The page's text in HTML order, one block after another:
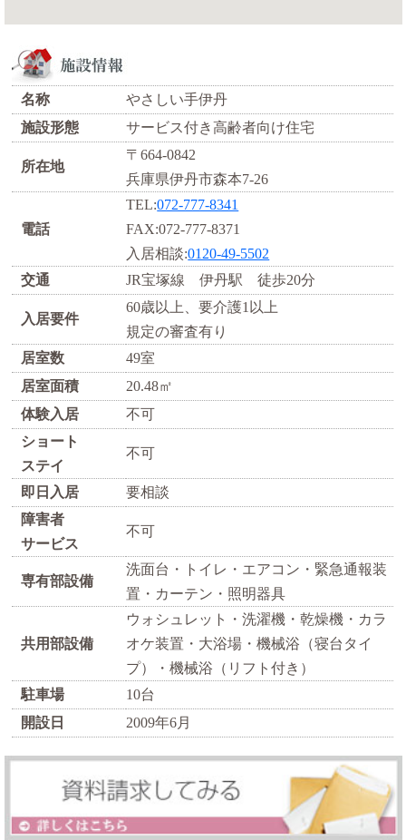
名称
やさしい手伊丹
施設形態
サービス付き高齢者向け住宅
所在地
〒664-0842
兵庫県伊丹市森本7-26
電話
TEL:072-777-8341
FAX:072-777-8371
入居相談:0120-49-5502
交通
JR宝塚線 伊丹駅 徒歩20分
入居要件
60歳以上、要介護1以上
規定の審査有り
居室数
49室
居室面積
20.48㎡
体験入居
不可
ショート
ステイ
不可
即日入居
要相談
障害者
サービス
不可
専有部設備
洗面台・トイレ・エアコン・緊急通報装
置・カーテン・照明器具
共用部設備
ウォシュレット・洗濯機・乾燥機・カラ
オケ装置・大浴場・機械浴（寝台タイ
プ）・機械浴（リフト付き）
駐車場
10台
開設日
2009年6月